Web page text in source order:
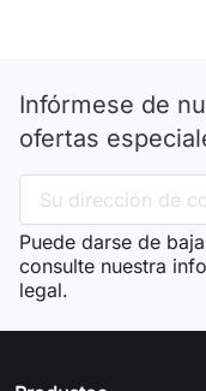
Infórmese de
ofertas
Puede darse de
consulte nuestra
legal.